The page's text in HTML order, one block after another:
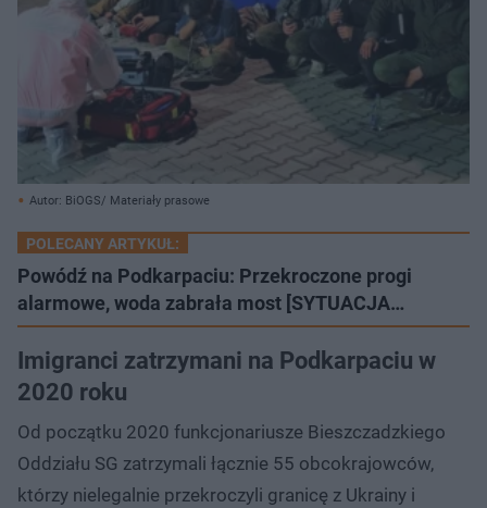
Autor: BiOGS/ Materiały prasowe
POLECANY ARTYKUŁ:
Powódź na Podkarpaciu: Przekroczone progi
alarmowe, woda zabrała most [SYTUACJA…
Imigranci zatrzymani na Podkarpaciu w
2020 roku
Od początku 2020 funkcjonariusze Bieszczadzkiego
Oddziału SG zatrzymali łącznie 55 obcokrajowców,
którzy nielegalnie przekroczyli granicę z Ukrainy i